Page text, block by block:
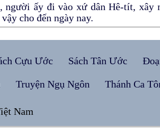
người ấy đi vào xứ dân Hê-tít, xây
cho đến ngày nay.
dân cư của Tha-a-nác và của
địa hạt nó, hoặc dân ở Gíp-lê-am và
và dân ở các thành địa hạt nó, thì
xứ ấy.
Xảy khi Y-sơ-ra-ên trở
không có đuổi chúng nó đi hết.
Ép-ra-im cũng chẳng đuổi dân Ca-
Cựu Ước Sách Tân Ước
Truyện Ngụ Ngôn Thánh Ca
Nam